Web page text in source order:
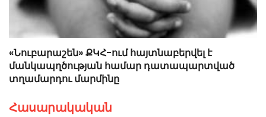
«Նուբարաշեն» ՔԿՀ-ում հայտնաբերվել է
մանկապղծության համար դատապարտված
տղամարդու մարմինը
Հասարակական